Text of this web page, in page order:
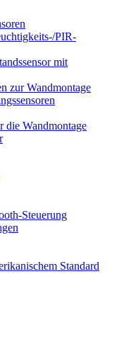
PIR-
mit
zur Wandmontage
die Wandmontage
Steuerung
Standard